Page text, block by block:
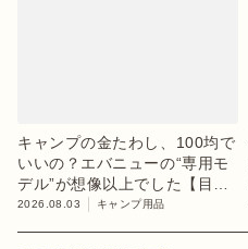
キャンプの金たわし、100均で
いいの？エバニューの“専用モ
デル”が想像以上でした【目利
きのキャンプギア】
2026.08.03 キャンプ用品